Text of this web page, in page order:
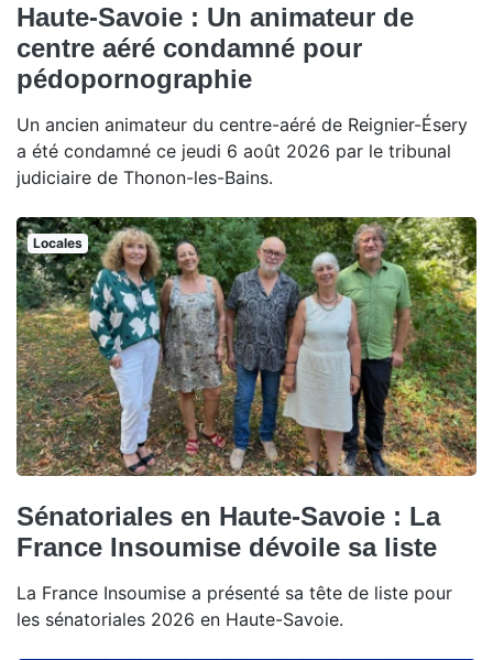
Haute-Savoie : Un animateur de
centre aéré condamné pour
pédopornographie
Un ancien animateur du centre-aéré de Reignier-Ésery
a été condamné ce jeudi 6 août 2026 par le tribunal
judiciaire de Thonon-les-Bains.
Locales
Sénatoriales en Haute-Savoie : La
France Insoumise dévoile sa liste
La France Insoumise a présenté sa tête de liste pour
les sénatoriales 2026 en Haute-Savoie.